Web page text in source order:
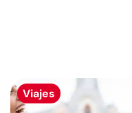
Viajes